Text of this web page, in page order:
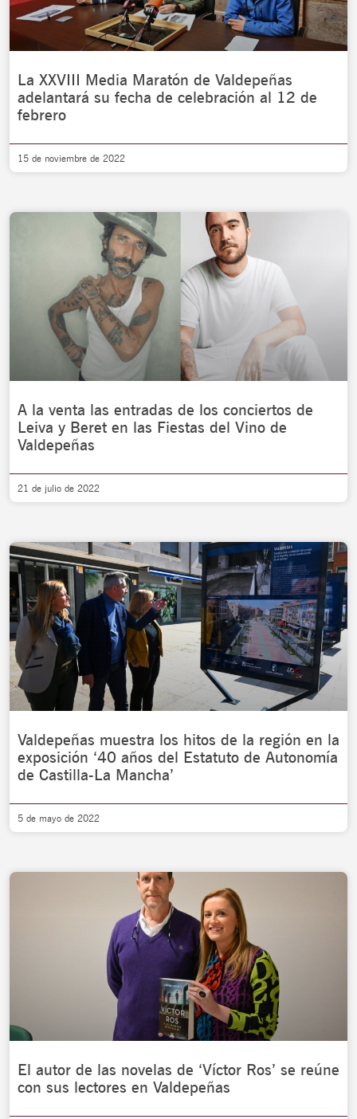
La XXVIII Media Maratón de Valdepeñas
adelantará su fecha de celebración al 12 de
febrero
15 de noviembre de 2022
A la venta las entradas de los conciertos de
Leiva y Beret en las Fiestas del Vino de
Valdepeñas
21 de julio de 2022
Valdepeñas muestra los hitos de la región en la
exposición ‘40 años del Estatuto de Autonomía
de Castilla-La Mancha’
5 de mayo de 2022
El autor de las novelas de ‘Víctor Ros’ se reúne
con sus lectores en Valdepeñas